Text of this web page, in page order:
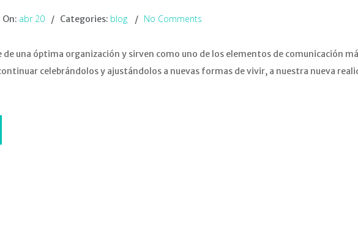
On: abr 20 Categories: blog No Comments
de una óptima organización y sirven como uno de los elementos de comunicación
celebrándolos y ajustándolos a nuevas formas de vivir, a nuestra nueva